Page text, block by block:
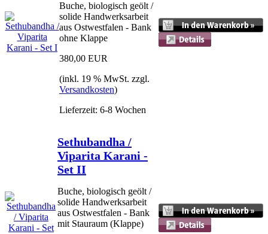
Buche, biologisch geölt /
solide Handwerksarbeit
aus Ostwestfalen - Bank
ohne Klappe
380,00 EUR
(inkl. 19 % MwSt. zzgl.
Versandkosten)
Lieferzeit: 6-8 Wochen
Sethubandha /
Viparita Karani -
Set II
Buche, biologisch geölt /
solide Handwerksarbeit
aus Ostwestfalen - Bank
mit Stauraum (Klappe)